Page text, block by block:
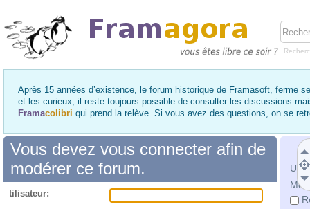
Après 15 années d’existence, le forum historique de Framasoft, ferme
et les curieux, il reste toujours possible de consulter les discussions
Framacolibri qui prend la relève. Si vous avez des questions, on se
Mot
Vous devez vous connecter afin de
modérer ce forum.